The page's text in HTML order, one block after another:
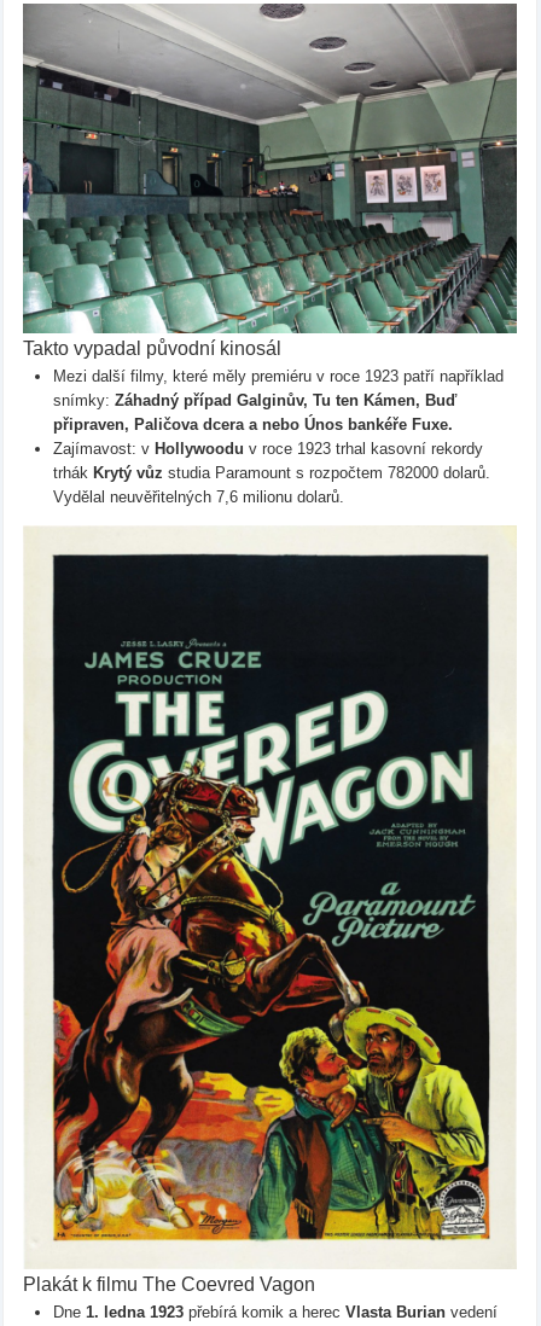
Takto vypadal původní kinosál
Mezi další filmy, které měly premiéru v roce 1923 patří například
snímky: Záhadný případ Galginův, Tu ten Kámen, Buď
připraven, Paličova dcera a nebo Únos bankéře Fuxe.
Zajímavost: v Hollywoodu v roce 1923 trhal kasovní rekordy
trhákKrytý vůz studia Paramount s rozpočtem 782000 dolarů.
Vydělal neuvěřitelných 7,6 milionu dolarů.
Plakát k filmu The Coevred Vagon
Dne 1. ledna 1923přebírá komik a herec Vlasta Burianvedení